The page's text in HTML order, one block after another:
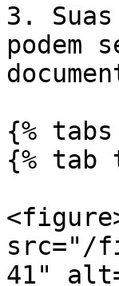
3.
podem
{% tabs
{% tab
src="/
41"